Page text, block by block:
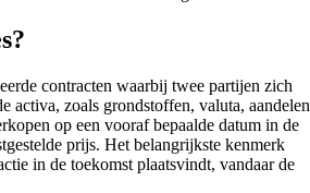
contracten waarbij twee partijen zich
activa, zoals grondstoffen, valuta, aandelen
op een vooraf bepaalde datum in de
prijs. Het belangrijkste kenmerk
in de toekomst plaatsvindt, vandaar de